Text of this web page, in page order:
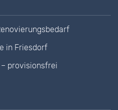
in Friesdorf
provisionsfrei